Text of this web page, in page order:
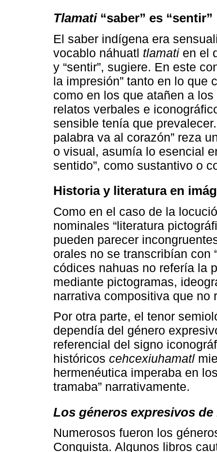
Tlamati“saber” es “sentir”
El saber indígena era
vocablo náhuatl tlamati en el
y “sentir”, sugiere. En este
la impresión” tanto en lo que
como en los que atañen a
relatos verbales e
sensible tenía que
palabra va al corazón” reza
o visual, asumía lo esencial
sentido”, como sustantivo o
Historia y literatura en
Como en el caso de la
nominales “literatura
pueden parecer
orales no se transcribían con
códices nahuas no refería la
mediante pictogramas,
narrativa compositiva que no
Por otra parte, el tenor
dependía del género
referencial del signo
históricos cehcexiuhamatl
hermenéutica imperaba en
tramaba” narrativamente.
Los géneros expresivos
Numerosos fueron los
Conquista. Algunos libros